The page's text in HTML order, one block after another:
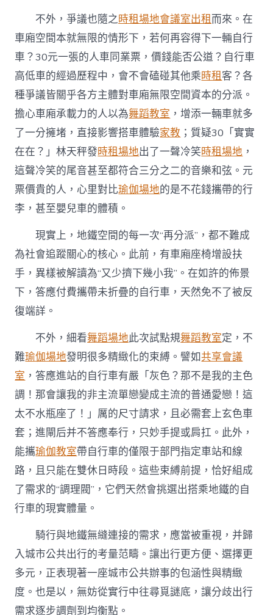
不外，爭議也隨之時租場地會議室出租而來。在
車廂空間本就無限的情形下，若何再容得下一輛自行
車？30元一張的人車同業票，價錢能否公道？自行車
高低車的經過歷程中，會不會磕碰其他乘時租客？各
種爭議皆關乎各方主體對車廂無限空間資本的分派。
擔心車廂承載力的人以為舞蹈教室 ，增添一輛車就多
了一分擁堵，直接影響搭車體驗家教 ；質疑30「實實
在在？」林天秤發時租場地出了一聲冷笑時租場地 ，
這聲冷笑的尾音甚至都符合三分之二的音樂和弦。元
票價貴的人，心里對比瑜伽場地的是不花錢攜帶的行
李，甚至嬰兒車的體積。
現實上，地鐵空間的每一次“再分派”，都不難成
為社會追蹤關心的核心。此前，有車廂座椅增設扶
手，異樣被解讀為“又少擠下幾小我”。在如許的佈景
下，答應付費攜帶未折疊的自行車，天然免不了被反
復端詳。
不外，細看舞蹈場地此次試點規舞蹈教室定，不
難瑜伽場地發明很多精緻化的束縛。譬如共享會議
室 ，答應進站的自行車有嚴「灰色？那不是我的主色
調！那會讓我的非主流單戀變成主流的普通愛戀！這
太不水瓶座了！」厲的尺寸請求，且必需套上玄色車
套；進閘后并不答應奉行，只妙手提或肩扛。此外，
能攜瑜伽教室帶自行車的僅限于部門指定車站和線
路，且只能在雙休日時段。這些束縛前提，恰好組成
了需求的“調理閥”，它們天然會挑選出搭乘地鐵的自
行車的現實體量。
騎行與地鐵無縫連接的需求，應當被重視，并歸
入城市公共出行的考量范疇。讓出行更方便、選擇更
多元，正表現著一座城市公共辦事的包涵性與精緻
度。也是以，無妨從實行中往尋覓謎底，讓分歧出行
需求逐步調劑到均衡點。